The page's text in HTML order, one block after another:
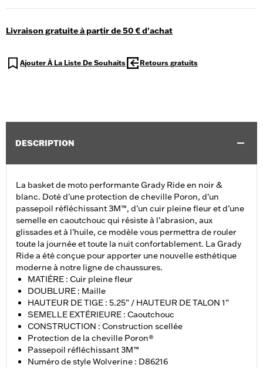
Livraison gratuite à partir de 50 € d'achat
Ajouter À La Liste De Souhaits Retours gratuits
DESCRIPTION
La basket de moto performante Grady Ride en noir &
blanc. Doté d’une protection de cheville Poron, d’un
passepoil réfléchissant 3M™, d’un cuir pleine fleur et d’une
semelle en caoutchouc qui résiste à l’abrasion, aux
glissades et à l’huile, ce modèle vous permettra de rouler
toute la journée et toute la nuit confortablement. La Grady
Ride a été conçue pour apporter une nouvelle esthétique
moderne à notre ligne de chaussures.
MATIÈRE : Cuir pleine fleur
DOUBLURE : Maille
HAUTEUR DE TIGE : 5.25” / HAUTEUR DE TALON 1”
SEMELLE EXTÉRIEURE : Caoutchouc
CONSTRUCTION : Construction scellée
Protection de la cheville Poron®
Passepoil réfléchissant 3M™
Numéro de style Wolverine : D86216